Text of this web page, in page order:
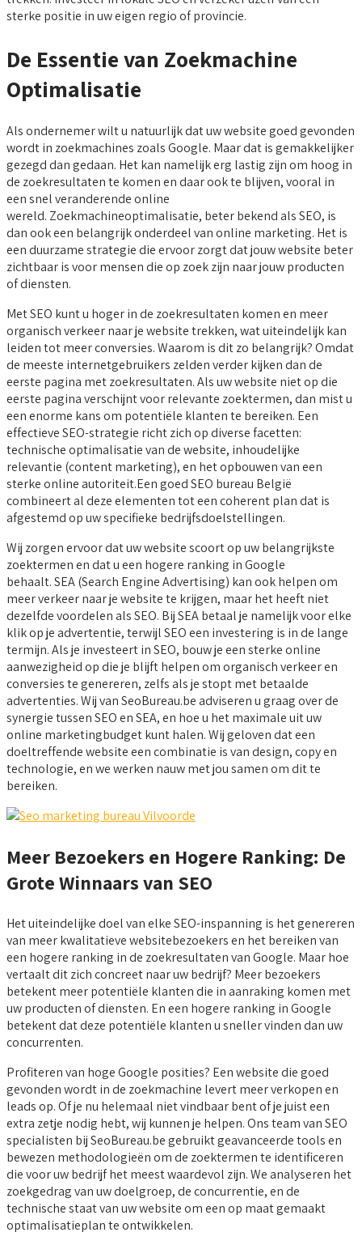
sterke positie in uw eigen regio of provincie.
De Essentie van Zoekmachine
Optimalisatie
Als ondernemer wilt u natuurlijk dat uw website goed gevonden
wordt in zoekmachines zoals Google. Maar dat is gemakkelijker
gezegd dan gedaan. Het kan namelijk erg lastig zijn om hoog in
de zoekresultaten te komen en daar ook te blijven, vooral in
een snel veranderende online
wereld. Zoekmachineoptimalisatie, beter bekend als SEO, is
dan ook een belangrijk onderdeel van online marketing. Het is
een duurzame strategie die ervoor zorgt dat jouw website beter
zichtbaar is voor mensen die op zoek zijn naar jouw producten
of diensten.
Met SEO kunt u hoger in de zoekresultaten komen en meer
organisch verkeer naar je website trekken, wat uiteindelijk kan
leiden tot meer conversies. Waarom is dit zo belangrijk? Omdat
de meeste internetgebruikers zelden verder kijken dan de
eerste pagina met zoekresultaten. Als uw website niet op die
eerste pagina verschijnt voor relevante zoektermen, dan mist u
een enorme kans om potentiële klanten te bereiken. Een
effectieve SEO-strategie richt zich op diverse facetten:
technische optimalisatie van de website, inhoudelijke
relevantie (content marketing), en het opbouwen van een
sterke online autoriteit.Een goed SEO bureau België
combineert al deze elementen tot een coherent plan dat is
afgestemd op uw specifieke bedrijfsdoelstellingen.
Wij zorgen ervoor dat uw website scoort op uw belangrijkste
zoektermen en dat u een hogere ranking in Google
behaalt. SEA (Search Engine Advertising) kan ook helpen om
meer verkeer naar je website te krijgen, maar het heeft niet
dezelfde voordelen als SEO. Bij SEA betaal je namelijk voor elke
klik op je advertentie, terwijl SEO een investering is in de lange
termijn. Als je investeert in SEO, bouw je een sterke online
aanwezigheid op die je blijft helpen om organisch verkeer en
conversies te genereren, zelfs als je stopt met betaalde
advertenties. Wij van SeoBureau.be adviseren u graag over de
synergie tussen SEO en SEA, en hoe u het maximale uit uw
online marketingbudget kunt halen. Wij geloven dat een
doeltreffende website een combinatie is van design, copy en
technologie, en we werken nauw met jou samen om dit te
bereiken.
Meer Bezoekers en Hogere Ranking: De
Grote Winnaars van SEO
Het uiteindelijke doel van elke SEO-inspanning is het genereren
van meer kwalitatieve websitebezoekers en het bereiken van
een hogere ranking in de zoekresultaten van Google. Maar hoe
vertaalt dit zich concreet naar uw bedrijf? Meer bezoekers
betekent meer potentiële klanten die in aanraking komen met
uw producten of diensten. En een hogere ranking in Google
betekent dat deze potentiële klanten u sneller vinden dan uw
concurrenten.
Profiteren van hoge Google posities? Een website die goed
gevonden wordt in de zoekmachine levert meer verkopen en
leads op. Of je nu helemaal niet vindbaar bent of je juist een
extra zetje nodig hebt, wij kunnen je helpen. Ons team van SEO
specialisten bij SeoBureau.be gebruikt geavanceerde tools en
bewezen methodologieën om de zoektermen te identificeren
die voor uw bedrijf het meest waardevol zijn. We analyseren het
zoekgedrag van uw doelgroep, de concurrentie, en de
technische staat van uw website om een op maat gemaakt
optimalisatieplan te ontwikkelen.